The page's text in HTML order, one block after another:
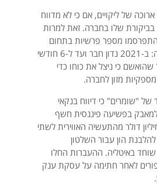
של ליקויים, אם כי לא מדווח
שלו בחברה. זאת למרות
מספר פרשיות בתחום
טוהר המידות בחברה: ב-2021 נדון חבר ועד ל-6 חודשי
כי ניצל את כוחו כדי
מזון לחברה.
של "שומרים" כי דיווח בנקאי
בפשיעה פיננסית חשף
בסך 155 מיליון דולר מהתעשיה האווירית לשתי
הון עבור השלטון
שוחד באיטליה. ההעברות החלו
לאחר חתימה על עסקת ענק